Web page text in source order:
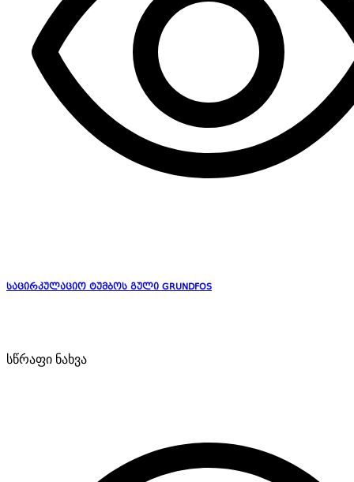
საცირკულაციო ტუმბოს გული GRUNDFOS
სწრაფი ნახვა